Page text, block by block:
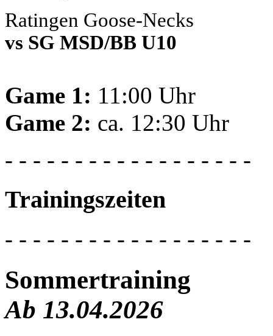
Ratingen Goose-Necks
vs SG MSD/BB U10
Game 1: 11:00 Uhr
Game 2: ca. 12:30 Uhr
- - - - - - - - - - - - - - - - - -
Trainingszeiten
- - - - - - - - - - - - - - - - - -
Sommertraining
Ab 13.04.2026